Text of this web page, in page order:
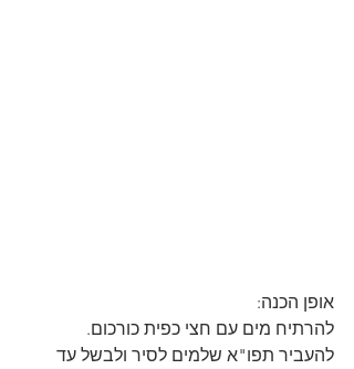
אופן הכנה:
להרתיח מים עם חצי כפית כורכום.
להעביר תפו"א שלמים לסיר ולבשל עד